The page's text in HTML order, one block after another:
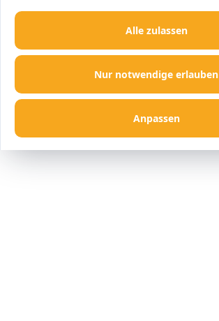
Nur notwendige erlauben
Anpassen
Alle zulassen